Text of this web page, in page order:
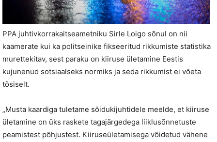
PPA juhtivkorrakaitseametniku Sirle Loigo sõnul on nii
kaamerate kui ka politseinike fikseeritud rikkumiste statistika
murettekitav, sest paraku on kiiruse ületamine Eestis
kujunenud sotsiaalseks normiks ja seda rikkumist ei võeta
tõsiselt.
„Musta kaardiga tuletame sõidukijuhtidele meelde, et kiiruse
ületamine on üks raskete tagajärgedega liiklusõnnetuste
peamistest põhjustest. Kiiruseületamisega võidetud vähene